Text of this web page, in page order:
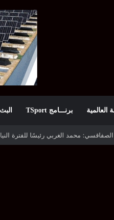
العالمية برنـــامج TSport
الإفريقي في حال التأهل يواجه